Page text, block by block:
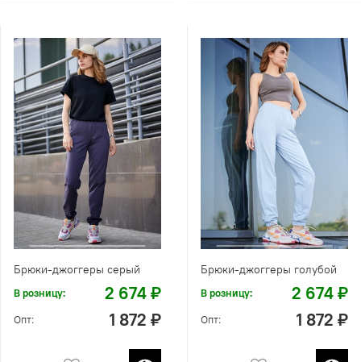
Брюки-джоггеры серый
В розницу: 2 674 ₽
Опт: 1 872 ₽
Брюки-джоггеры голубой
В розницу: 2 674 ₽
Опт: 1 872 ₽